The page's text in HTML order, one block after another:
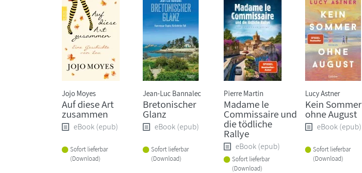
Jojo Moyes
Auf diese Art
zusammen
eBook (epub)
Sofort lieferbar
(Download)
Jean-Luc Bannalec
Bretonischer
Glanz
eBook (epub)
Sofort lieferbar
(Download)
Pierre Martin
Madame le
Commissaire und
die tödliche
Rallye
eBook (epub)
Sofort lieferbar
(Download)
Lucy Astner
Kein Sommer
ohne August
eBook (epub)
Sofort lieferbar
(Download)